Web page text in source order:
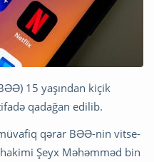
15 yaşından kiçik
qadağan edilib.
qərar BƏƏ-nin vitse-
Şeyx Məhəmməd bin